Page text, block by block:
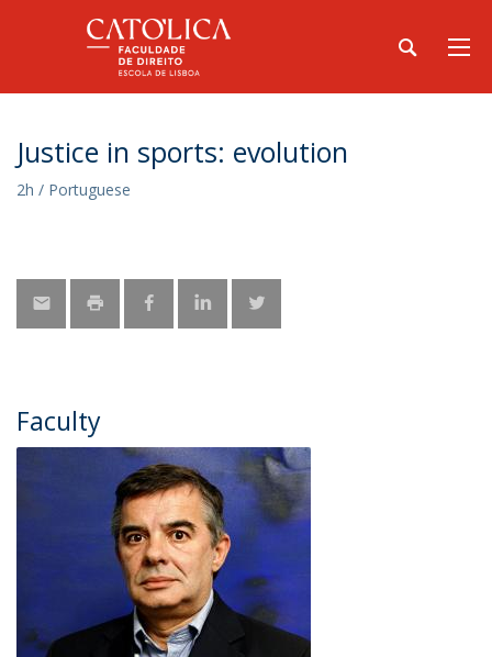
Justice in sports: evolution
2h / Portuguese
Faculty